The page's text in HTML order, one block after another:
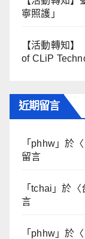
寧照護」
【活動轉知
of CLiP
近期留言
「 phhw 」於〈
留言
「tchai 」於〈
言
「 phhw 」於〈